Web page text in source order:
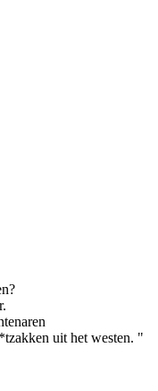
uit het westen. "